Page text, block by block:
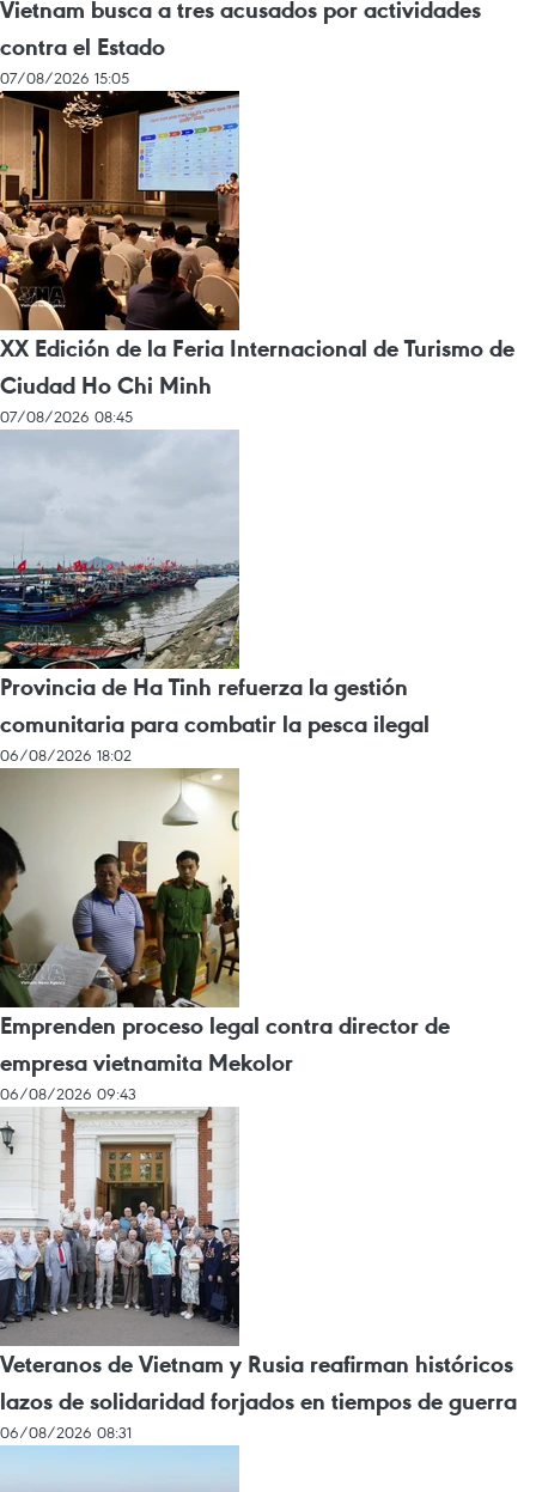
Vietnam busca a tres acusados por actividades
contra el Estado
07/08/2026 15:05
XX Edición de la Feria Internacional de Turismo de
Ciudad Ho Chi Minh
07/08/2026 08:45
Provincia de Ha Tinh refuerza la gestión
comunitaria para combatir la pesca ilegal
06/08/2026 18:02
Emprenden proceso legal contra director de
empresa vietnamita Mekolor
06/08/2026 09:43
Veteranos de Vietnam y Rusia reafirman históricos
lazos de solidaridad forjados en tiempos de guerra
06/08/2026 08:31